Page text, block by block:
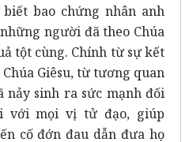
bao chứng nhân anh
người đã theo Chúa
tột cùng. Chính từ sự kết
Giêsu, từ tương quan
sinh ra sức mạnh đối
với mọi vị tử đạo, giúp
cố đớn đau dẫn đưa họ